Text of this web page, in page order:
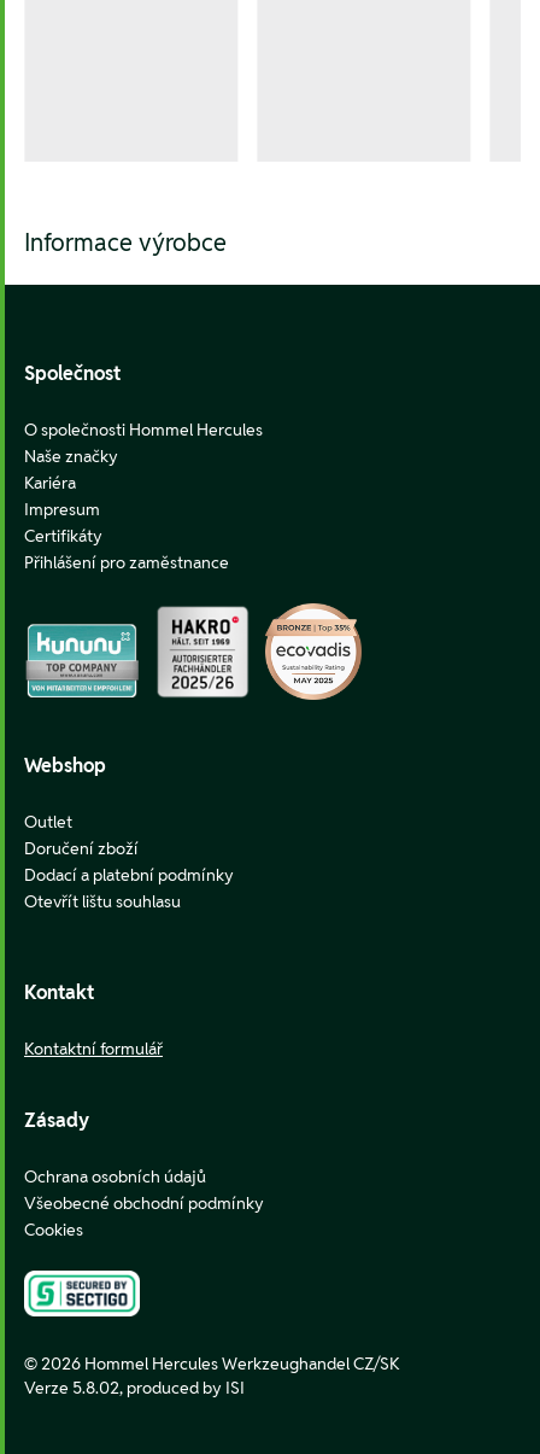
Informace výrobce
Footer
Společnost
O společnosti Hommel Hercules
Naše značky
Kariéra
Impresum
Certifikáty
Přihlášení pro zaměstnance
Webshop
Outlet
Doručení zboží
Dodací a platební podmínky
Otevřít lištu souhlasu
Kontakt
Kontaktní formulář
Zásady
Ochrana osobních údajů
Všeobecné obchodní podmínky
Cookies
© 2026 Hommel Hercules Werkzeughandel CZ/SK
Verze 5.8.02, produced by ISI